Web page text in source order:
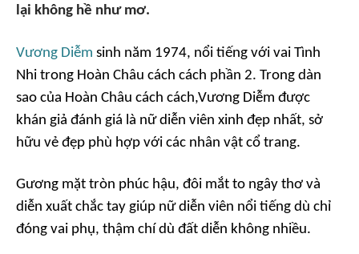
lại không hề như mơ.
Vương Diễm sinh năm 1974, nổi tiếng với vai Tình
Nhi trong Hoàn Châu cách cách phần 2. Trong dàn
sao của Hoàn Châu cách cách,Vương Diễm được
khán giả đánh giá là nữ diễn viên xinh đẹp nhất, sở
hữu vẻ đẹp phù hợp với các nhân vật cổ trang.
Gương mặt tròn phúc hậu, đôi mắt to ngây thơ và
diễn xuất chắc tay giúp nữ diễn viên nổi tiếng dù chỉ
đóng vai phụ, thậm chí dù đất diễn không nhiều.